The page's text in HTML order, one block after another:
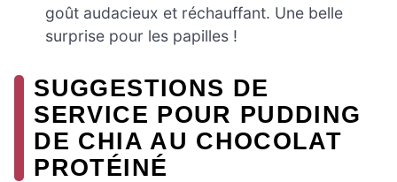
goût audacieux et réchauffant. Une belle
surprise pour les papilles !
SUGGESTIONS DE
SERVICE POUR PUDDING
DE CHIA AU CHOCOLAT
PROTÉINÉ